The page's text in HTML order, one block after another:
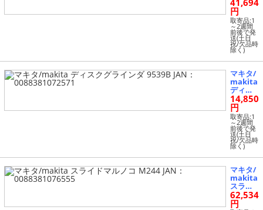
シプソ
ー JR10
00FTK J
AN：00
8838105
7837
41,694
円
取寄品:1
～2週間
前後で発
送(土日
祝/欠品時
除く)
マキタ/
makita
ディス
クグラ
インダ 9
539B JA
N：008
8381072
571
14,850
円
取寄品:1
～2週間
前後で発
送(土日
祝/欠品時
除く)
マキタ/
makita
スライ
ドマル
ノコ M2
62,534
円